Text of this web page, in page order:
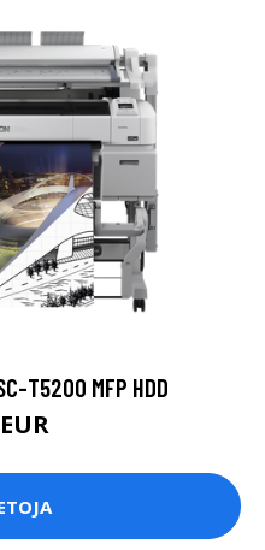
T5200 MFP HDD